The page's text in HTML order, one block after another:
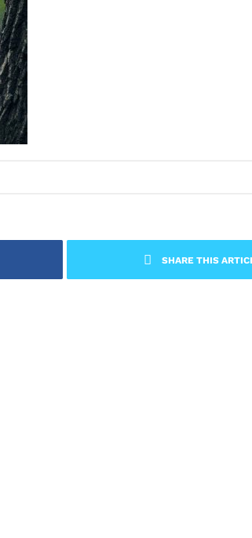
SHARE THIS